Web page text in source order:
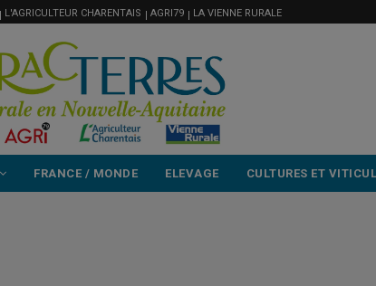
L'AGRICULTEUR CHARENTAIS AGRI79 LA VIENNE RURALE
FRANCE / MONDE ELEVAGE CULTURES ET